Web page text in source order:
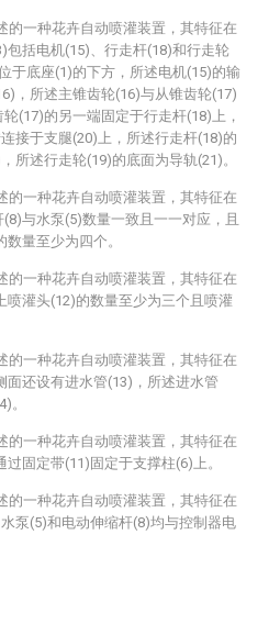
的一种花卉自动喷灌装置，其特征在
包括电机(15)、行走杆(18)和行走轮
于底座(1)的下方，所述电机(15)的输
，所述主锥齿轮(16)与从锥齿轮(17)
(17)的另一端固定于行走杆(18)上，
接于支腿(20)上，所述行走杆(18)的
所述行走轮(19)的底面为导轨(21)。
的一种花卉自动喷灌装置，其特征在
与水泵(5)数量一致且一一对应，且
量至少为四个。
的一种花卉自动喷灌装置，其特征在
喷灌头(12)的数量至少为三个且喷灌
的一种花卉自动喷灌装置，其特征在
面还设有进水管(13)，所述进水管
。
的一种花卉自动喷灌装置，其特征在
固定带(11)固定于支撑柱(6)上。
的一种花卉自动喷灌装置，其特征在
泵(5)和电动伸缩杆(8)均与控制器电